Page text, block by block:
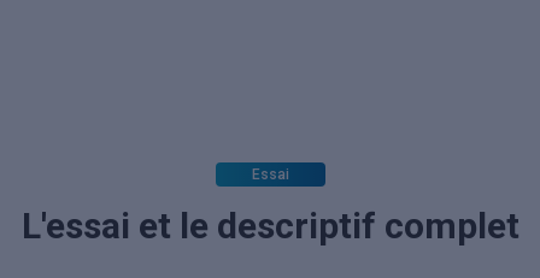
Essai
L'essai et le descriptif complet